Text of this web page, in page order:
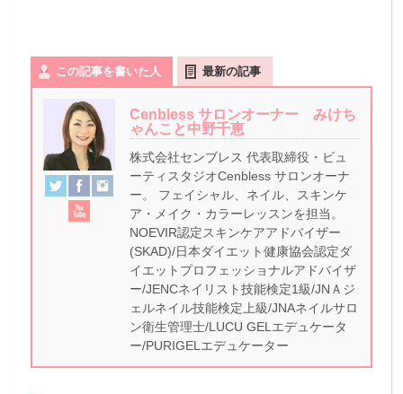
この記事を書いた人 最新の記事
Cenbless サロンオーナー みけち
ゃんこと中野千恵
株式会社センブレス 代表取締役・ビュ
ーティスタジオCenbless サロンオーナ
ー。 フェイシャル、ネイル、スキンケ
ア・メイク・カラーレッスンを担当。
NOEVIR認定スキンケアアドバイザー
(SKAD)/日本ダイエット健康協会認定ダ
イエットプロフェッショナルアドバイザ
ー/JENCネイリスト技能検定1級/JNＡジ
ェルネイル技能検定上級/JNAネイルサロ
ン衛生管理士/LUCU GELエデュケータ
ー/PURIGELエデュケーター